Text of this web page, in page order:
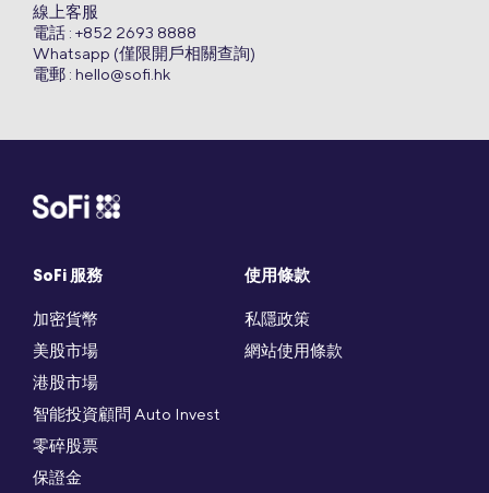
SoFi 服務
加密貨幣
美股市場
港股市場
智能投資顧問 Auto Invest
零碎股票
保證金
使用條款
私隱政策
網站使用條款
線上客服
電話 : +852 2693 8888
Whatsapp (僅限開戶相關查詢)
電郵 : hello@sofi.hk